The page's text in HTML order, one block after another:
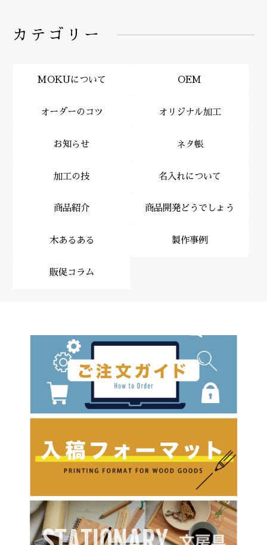
カテゴリー
MOKUについて OEM
オーダーのコツ オリジナル加工
お知らせ ネタ帳
加工の技 名入れについて
商品紹介 商品開発どうでしょう
木あるある 製作事例
販促コラム